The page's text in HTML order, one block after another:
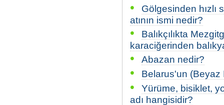
•
Gölgesinden hızlı
atının ismi nedir?
•
Balıkçılıkta
karaciğerinden
• Abazan nedir?
• Belarus'un (Beyaz
•
Yürüme, bisiklet,
adı hangisidir?